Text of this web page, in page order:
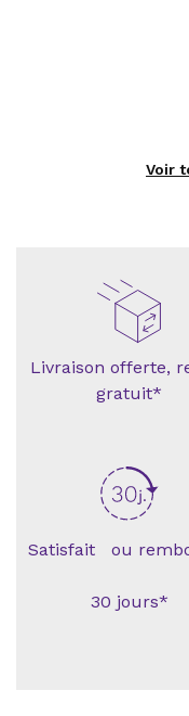
Voir
Livraison offerte,
gratuit*
Satisfait ou
30 jours*